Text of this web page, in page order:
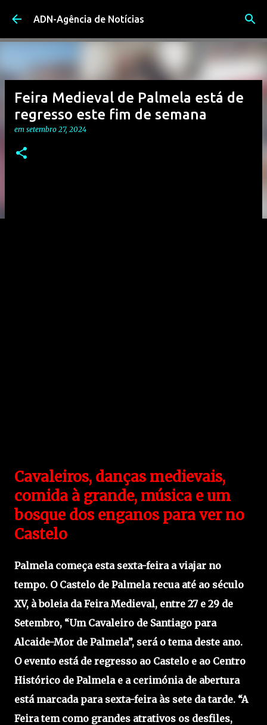
Avançar para o conteúdo principal
ADN-Agência de Notícias
Feira Medieval de Palmela está de
regresso este fim de semana
em setembro 27, 2024
Cavaleiros, danças medievais,
comida à grande, música e um
bosque dos enganos para ver no
Castelo
Palmela começa esta sexta-feira a viajar no
tempo. O Castelo de Palmela recua até ao século
XV, à boleia da Feira Medieval, entre 27 e 29 de
Setembro, “Um Cavaleiro de Santiago para
Alcaide-Mor de Palmela”, será o tema deste ano.
O evento está de regresso ao Castelo e ao Centro
Histórico de Palmela e a cerimónia de abertura
está marcada para sexta-feira às sete da tarde. “A
Feira tem como grandes atrativos os desfiles,